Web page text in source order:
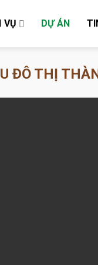
VỤ DỰ ÁN
ĐÔ THỊ